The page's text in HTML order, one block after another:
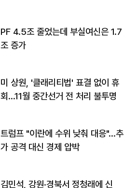
PF 4.5조 줄었는데 부실여신은 1.7
조 증가
미 상원, '클래리티법' 표결 없이 휴
회…11월 중간선거 전 처리 불투명
트럼프 "이란에 수위 낮춰 대응"…추
가 공격 대신 경제 압박
김민석, 강원·경북서 정청래에 신